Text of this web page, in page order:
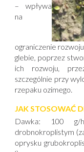
– wpływa
na
ograniczenie
glebie, poprzez
ich rozwoju,
szczególnie przy
rzepaku ozimego.
JAK STOSOWAĆ
Dawka: 100 g/
drobnokroplistym
oprysku